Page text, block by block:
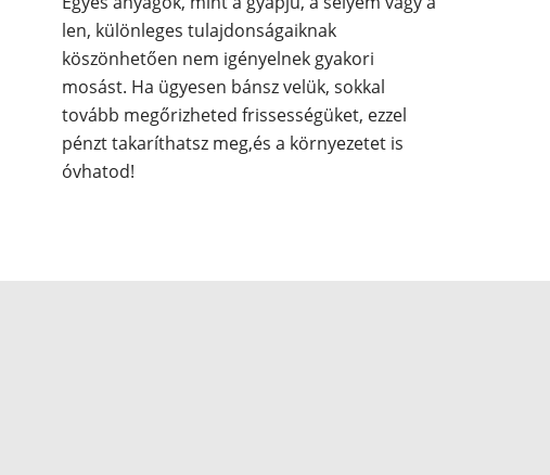
len, különleges tulajdonságaiknak
köszönhetően nem igényelnek gyakori
mosást. Ha ügyesen bánsz velük, sokkal
tovább megőrizheted frissességüket, ezzel
pénzt takaríthatsz meg,és a környezetet is
óvhatod!